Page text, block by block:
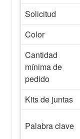
Solicitud
Color
Cantidad
mínima de
pedido
Kits de juntas
Palabra clave